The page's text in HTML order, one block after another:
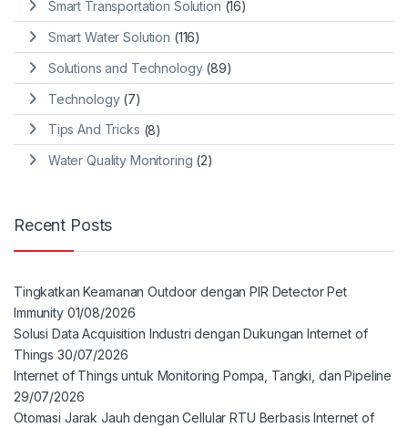
Smart Transportation Solution (16)
Smart Water Solution (116)
Solutions and Technology(89)
Technology(7)
Tips And Tricks (8)
Water Quality Monitoring (2)
Recent Posts
Tingkatkan Keamanan Outdoor dengan PIR Detector Pet
Immunity 01/08/2026
Solusi Data Acquisition Industri dengan Dukungan Internet of
Things 30/07/2026
Internet of Things untuk Monitoring Pompa, Tangki, dan Pipeline
29/07/2026
Otomasi Jarak Jauh dengan Cellular RTU Berbasis Internet of